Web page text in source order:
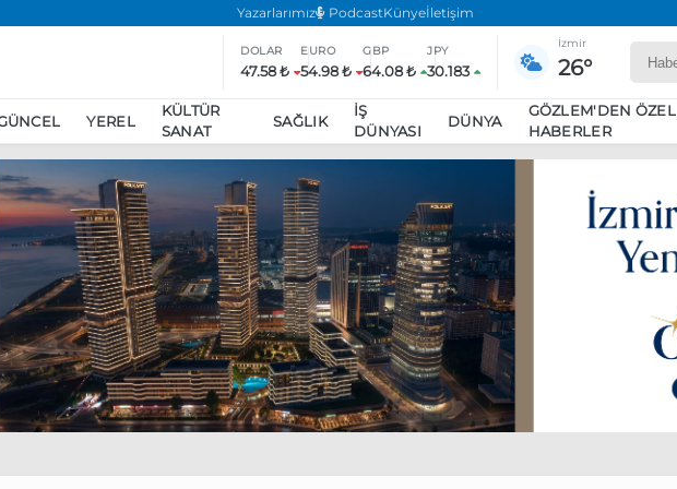
Yazarlarımız PodcastKünyeİletişim
DOLAR
47.58 ₺
EURO
54.98 ₺
GBP
64.08 ₺
JPY
30.183
İzmir
26°
YEREL
KÜLTÜR
SANAT
SAĞLIK
İŞ
DÜNYASI
DÜNYA
GÖZLEM'DEN ÖZEL
HABERLER
eylem yasağı uzatıldı
Özgür Özel, Ekrem İmamoğlu’nu ziyaret edecek
daha katılmama kararı aldı
Boykot